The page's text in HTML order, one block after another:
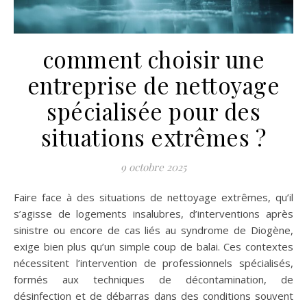
comment choisir une
entreprise de nettoyage
spécialisée pour des
situations extrêmes ?
9 octobre 2025
Faire face à des situations de nettoyage extrêmes, qu’il
s’agisse de logements insalubres, d’interventions après
sinistre ou encore de cas liés au syndrome de Diogène,
exige bien plus qu’un simple coup de balai. Ces contextes
nécessitent l’intervention de professionnels spécialisés,
formés aux techniques de décontamination, de
désinfection et de débarras dans des conditions souvent